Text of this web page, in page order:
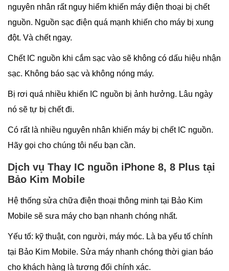
nguyên nhân rất nguy hiểm khiến máy điện thoại bị chết
nguồn. Nguồn sạc điện quá mạnh khiến cho máy bị xung
đột. Và chết ngay.
Chết IC nguồn khi cắm sạc vào sẽ không có dấu hiệu nhận
sạc. Không báo sạc và không nóng máy.
Bị rơi quá nhiều khiến IC nguồn bị ảnh hưởng. Lâu ngày
nó sẽ tự bị chết đi.
Có rất là nhiều nguyên nhân khiến máy bị chết IC nguồn.
Hãy gọi cho chúng tôi nếu bạn cần.
Dịch vụ Thay IC nguồn iPhone 8, 8 Plus tại
Bảo Kim Mobile
Hệ thống sửa chữa điện thoại thông minh tại Bảo Kim
Mobile sẽ sưa máy cho bạn nhanh chóng nhất.
Yếu tố: kỹ thuật, con người, máy móc. Là ba yếu tố chính
tại Bảo Kim Mobile. Sửa máy nhanh chóng thời gian báo
cho khách hàng là tương đối chính xác.